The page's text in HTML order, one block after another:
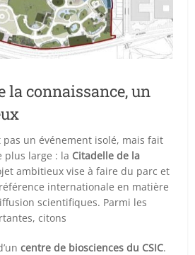
la connaissance, un
pas un événement isolé, mais fait
plus large : la Citadelle de la
ambitieux vise à faire du parc et
internationale en matière
scientifiques. Parmi les
citons
centre de biosciences du CSIC.